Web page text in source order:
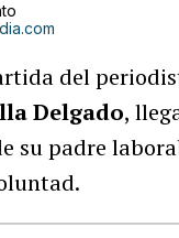
del
Delgado,
su padre